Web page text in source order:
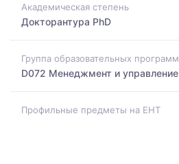
Академическая степень
Докторантура PhD
Группа образовательных программ
D072 Менеджмент и управление
Профильные предметы на ЕНТ